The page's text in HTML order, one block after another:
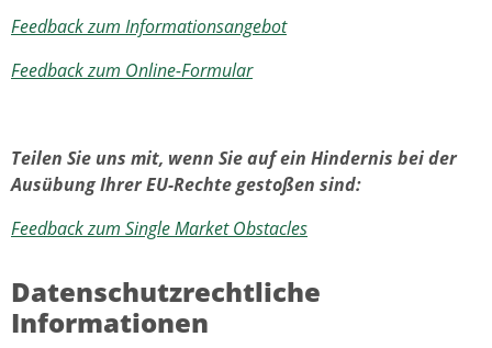
Feedback zum Informationsangebot
Feedback zum Online-Formular
Teilen Sie uns mit, wenn Sie auf ein Hindernis bei der
Ausübung Ihrer EU-Rechte gestoßen sind:
Feedback zum Single Market Obstacles
Datenschutzrechtliche
Informationen